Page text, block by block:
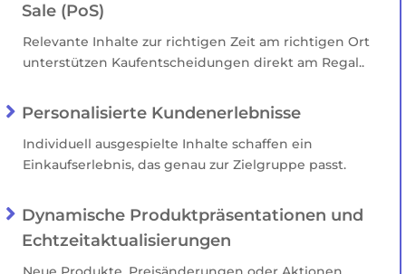
Sale (PoS)
Relevante Inhalte zur richtigen Zeit am richtigen Ort
unterstützen Kaufentscheidungen direkt am Regal..
 Personalisierte Kundenerlebnisse
Individuell ausgespielte Inhalte schaffen ein
Einkaufserlebnis, das genau zur Zielgruppe passt.
 Dynamische Produktpräsentationen und
Echtzeitaktualisierungen